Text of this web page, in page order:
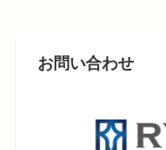
お問い合わせ